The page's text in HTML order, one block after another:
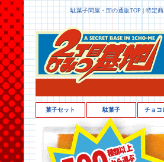
駄菓子問屋・卸の通販TOP | 特定